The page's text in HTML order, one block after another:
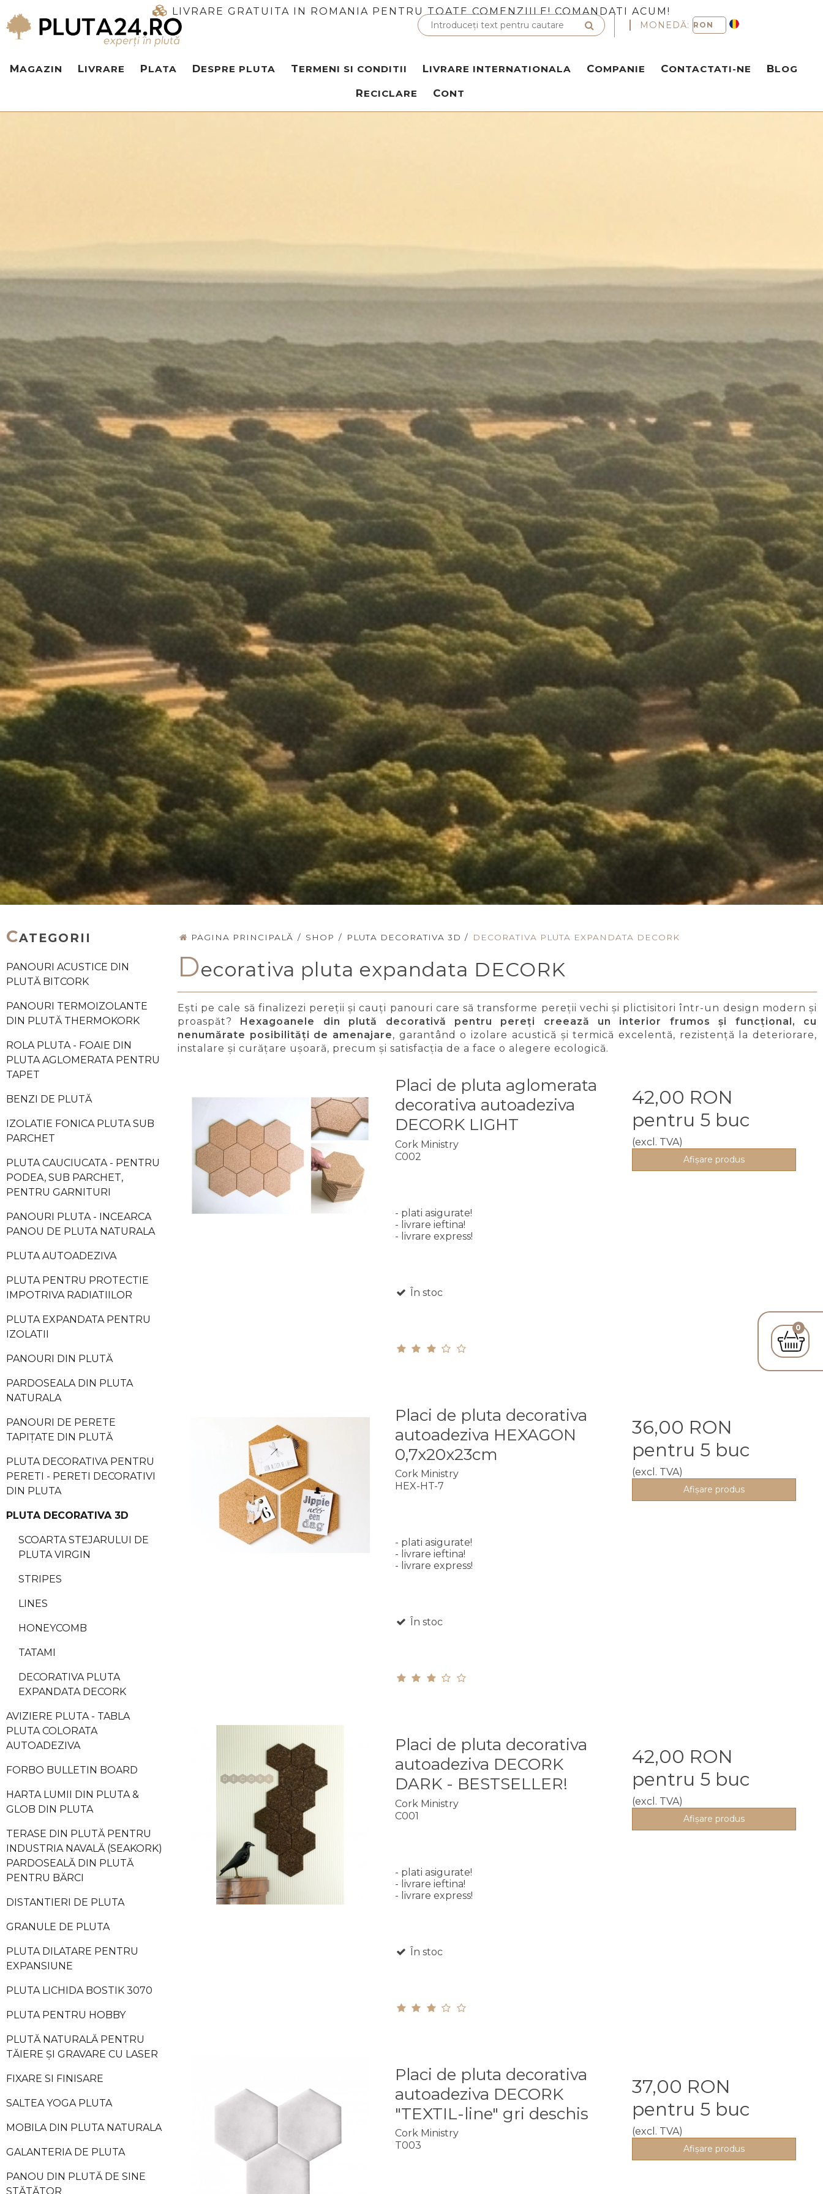
LIVRARE GRATUITA IN ROMANIA PENTRU TOATE COMENZIILE! COMANDATI ACUM!
0
MONEDĂ:
MAGAZIN LIVRARE PLATA DESPRE PLUTA TERMENI SI CONDITII LIVRARE INTERNATIONALA COMPANIE CONTACTATI-NE BLOG
RECICLARE CONT
CATEGORII
PANOURI ACUSTICE DIN
PLUTĂ BITCORK
PANOURI TERMOIZOLANTE
DIN PLUTĂ THERMOKORK
ROLA PLUTA - FOAIE DIN
PLUTA AGLOMERATA PENTRU
TAPET
BENZI DE PLUTĂ
IZOLATIE FONICA PLUTA SUB
PARCHET
PLUTA CAUCIUCATA - PENTRU
PODEA, SUB PARCHET,
PENTRU GARNITURI
PANOURI PLUTA - INCEARCA
PANOU DE PLUTA NATURALA
PLUTA AUTOADEZIVA
PLUTA PENTRU PROTECTIE
IMPOTRIVA RADIATIILOR
PLUTA EXPANDATA PENTRU
IZOLATII
PANOURI DIN PLUTĂ
PARDOSEALA DIN PLUTA
NATURALA
PANOURI DE PERETE
TAPIȚATE DIN PLUTĂ
PLUTA DECORATIVA PENTRU
PERETI - PERETI DECORATIVI
DIN PLUTA
PLUTA DECORATIVA 3D
SCOARTA STEJARULUI DE
PLUTA VIRGIN
STRIPES
LINES
HONEYCOMB
TATAMI
DECORATIVA PLUTA
EXPANDATA DECORK
AVIZIERE PLUTA - TABLA
PLUTA COLORATA
AUTOADEZIVA
FORBO BULLETIN BOARD
HARTA LUMII DIN PLUTA &
GLOB DIN PLUTA
TERASE DIN PLUTĂ PENTRU
INDUSTRIA NAVALĂ (SEAKORK)
PARDOSEALĂ DIN PLUTĂ
PENTRU BĂRCI
DISTANTIERI DE PLUTA
GRANULE DE PLUTA
PLUTA DILATARE PENTRU
EXPANSIUNE
PLUTA LICHIDA BOSTIK 3070
PLUTA PENTRU HOBBY
PLUTĂ NATURALĂ PENTRU
TĂIERE ȘI GRAVARE CU LASER
FIXARE SI FINISARE
SALTEA YOGA PLUTA
MOBILA DIN PLUTA NATURALA
GALANTERIA DE PLUTA
PANOU DIN PLUTĂ DE SINE
STĂTĂTOR
PAGINA PRINCIPALĂ / SHOP / PLUTA DECORATIVA 3D / DECORATIVA PLUTA EXPANDATA DECORK
Decorativa pluta expandata DECORK
Ești pe cale să finalizezi pereții și cauți panouri care să transforme pereții vechi și plictisitori într-un design modern și
proaspăt?
Hexagoanele din plută decorativă pentru pereți creează un interior frumos și funcțional, cu
nenumărate posibilități de amenajare, garantând o izolare acustică și termică excelentă, rezistență la deteriorare,
instalare și curățare ușoară, precum și satisfacția de a face o alegere ecologică.
Placi de pluta aglomerata
decorativa autoadeziva
DECORK LIGHT
Cork Ministry
C002
- plati asigurate!
- livrare ieftina!
- livrare express!
În stoc
42,00 RON
pentru 5 buc
(excl. TVA)
Afişare produs
Placi de pluta decorativa
autoadeziva HEXAGON
0,7x20x23cm
Cork Ministry
HEX-HT-7
- plati asigurate!
- livrare ieftina!
- livrare express!
În stoc
36,00 RON
pentru 5 buc
(excl. TVA)
Afişare produs
Placi de pluta decorativa
autoadeziva DECORK
DARK - BESTSELLER!
Cork Ministry
C001
- plati asigurate!
- livrare ieftina!
- livrare express!
În stoc
42,00 RON
pentru 5 buc
(excl. TVA)
Afişare produs
Placi de pluta decorativa
autoadeziva DECORK
"TEXTIL-line" gri deschis
Cork Ministry
T003
37,00 RON
pentru 5 buc
(excl. TVA)
Afişare produs